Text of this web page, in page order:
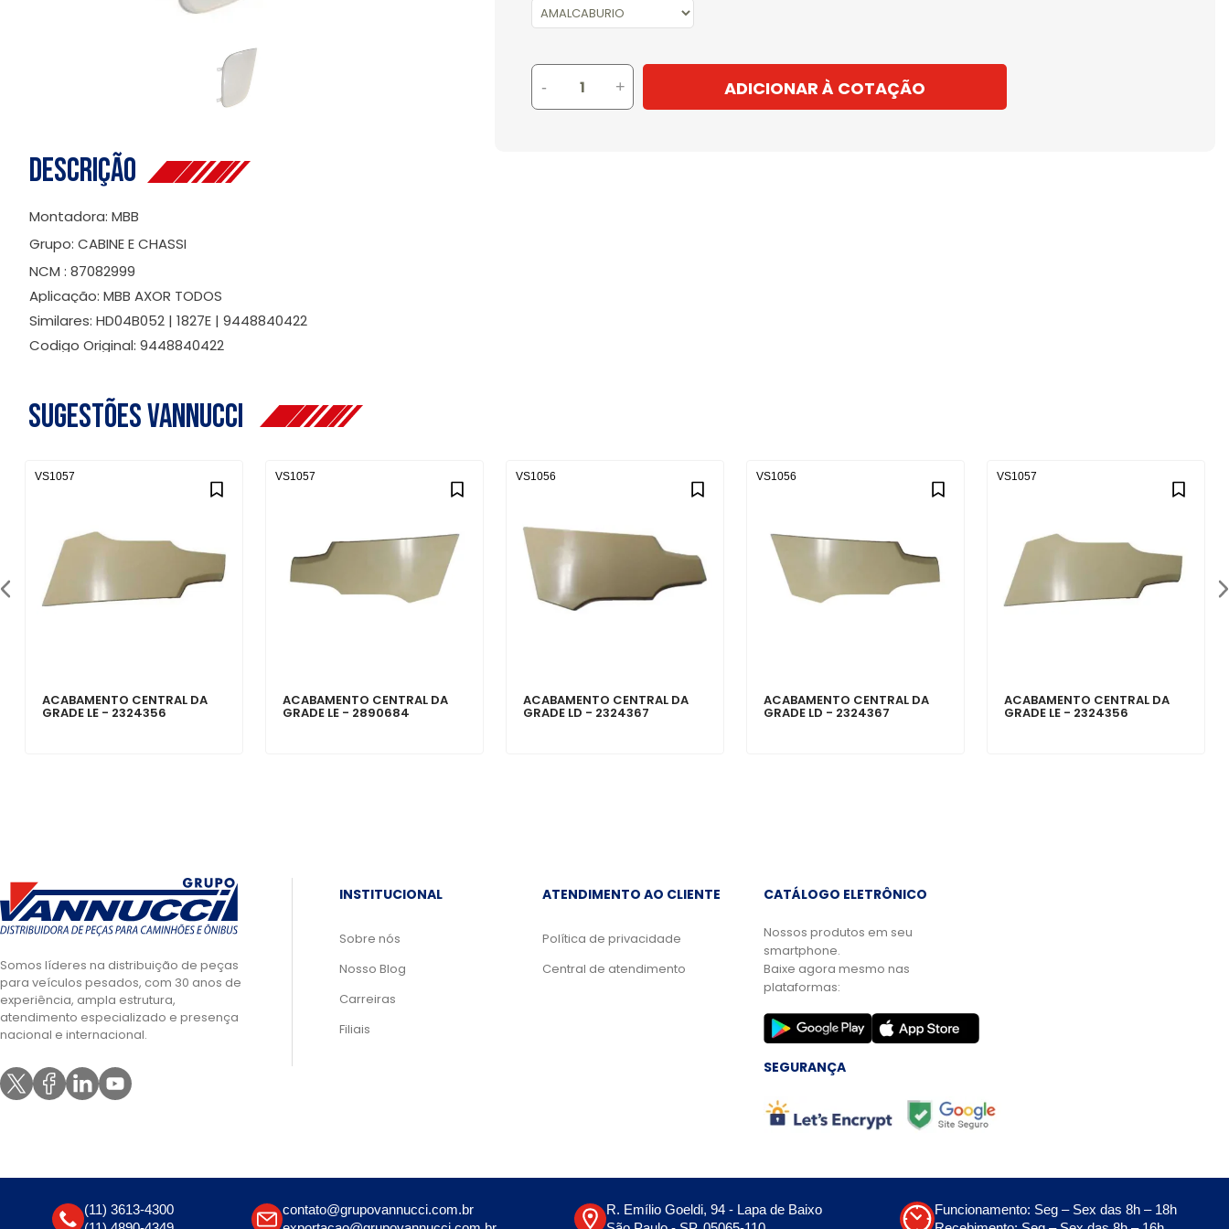
- + ADICIONAR À COTAÇÃO
Descrição
Montadora: MBB
Grupo: CABINE E CHASSI
NCM : 87082999
Aplicação: MBB AXOR TODOS
Similares: HD04B052 | 1827E | 9448840422
Codigo Original: 9448840422
Sugestões Vannucci
ACABAMENTO CENTRAL DA
GRADE LE - 2324356
VS1057
ACABAMENTO CENTRAL DA
GRADE LE - 2890684
VS1057
ACABAMENTO CENTRAL DA
GRADE LD - 2324367
VS1056
ACABAMENTO CENTRAL DA
GRADE LD - 2324367
VS1056
ACABAMENTO CENTRAL DA
GRADE LE - 2324356
VS1057
Somos líderes na distribuição de peças
para veículos pesados, com 30 anos de
experiência, ampla estrutura,
atendimento especializado e presença
nacional e internacional.
INSTITUCIONAL
Sobre nós
Nosso Blog
Carreiras
Filiais
ATENDIMENTO AO CLIENTE
Política de privacidade
Central de atendimento
CATÁLOGO ELETRÔNICO
Nossos produtos em seu
smartphone.
Baixe agora mesmo nas
plataformas:
SEGURANÇA
(11) 3613-4300
contato@grupovannucci.com.br
R. Emílio Goeldi, 94 - Lapa de Baixo
Funcionamento: Seg – Sex das 8h – 18h